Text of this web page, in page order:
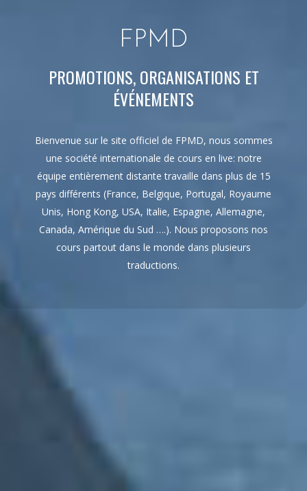
FPMD
PROMOTIONS, ORGANISATIONS ET
ÉVÉNEMENTS
Bienvenue sur le site officiel de FPMD, nous sommes
une société internationale de cours en live: notre
équipe entièrement distante travaille dans plus de 15
pays différents (France, Belgique, Portugal, Royaume
Unis, Hong Kong, USA, Italie, Espagne, Allemagne,
Canada, Amérique du Sud ….). Nous proposons nos
cours partout dans le monde dans plusieurs
traductions.